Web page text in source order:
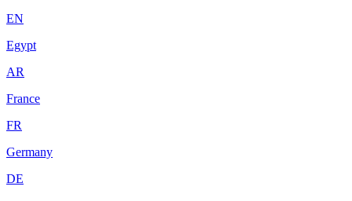
EN
Egypt
AR
France
FR
Germany
DE